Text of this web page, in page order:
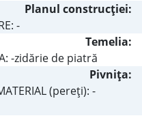
Planul construcţiei:
-
Temelia:
-zidărie de piatră
Pivniţa:
(pereţi): -